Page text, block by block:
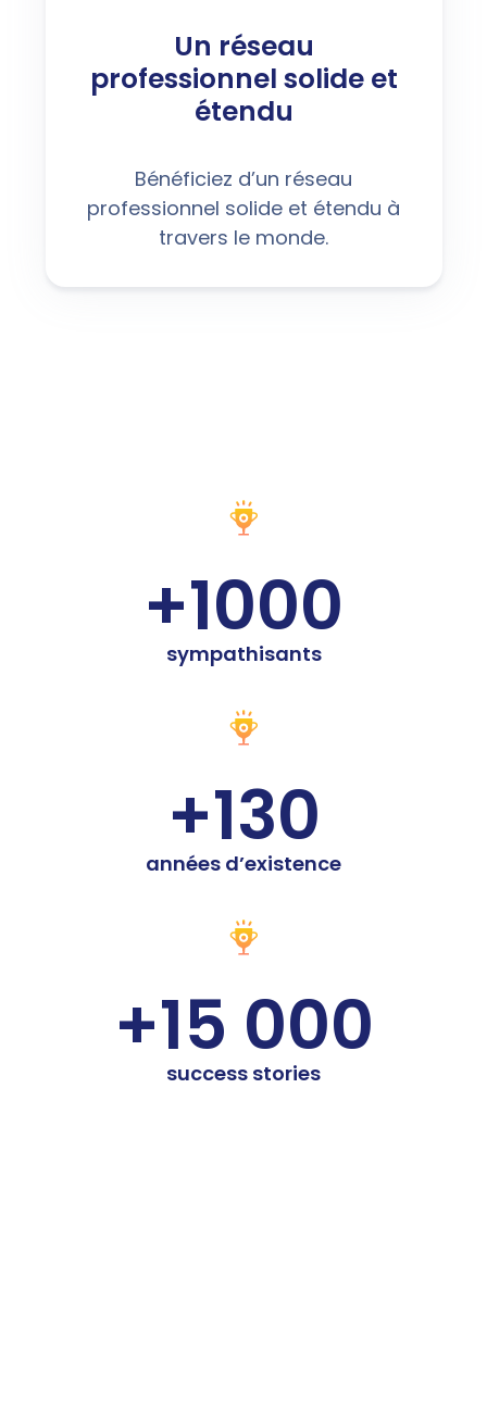
Un réseau
professionnel solide et
étendu
Bénéficiez d’un réseau
professionnel solide et étendu à
travers le monde.
+1000
sympathisants
+130
années d’existence
+15 000
success stories